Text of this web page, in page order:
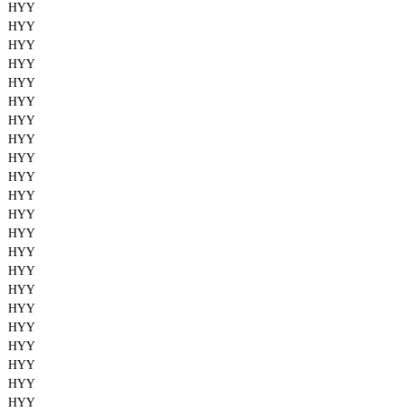
HYY
HYY
HYY
HYY
HYY
HYY
HYY
HYY
HYY
HYY
HYY
HYY
HYY
HYY
HYY
HYY
HYY
HYY
HYY
HYY
HYY
HYY